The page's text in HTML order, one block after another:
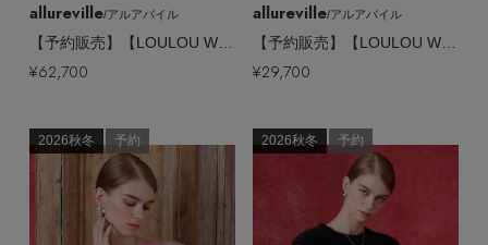
allureville/アルアバイル
【予約販売】【LOULOU WILLOUGHBY】スフレニットカーディガン
¥62,700
allureville/アルアバイル
【予約販売】【LOULOU WILLOUGHBY】スフレニットプルオーバー
¥29,700
2026秋冬 予約 2026秋冬 予約